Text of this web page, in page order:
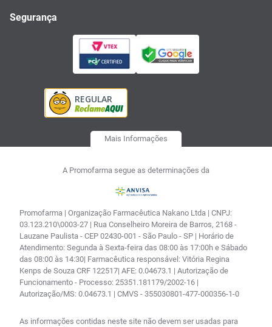
Segurança
Mais Informações
A Promofarma segue as determinações da
Promofarma | Organização Farmacêutica Nakano Ltda | CNPJ:
03.123.210\0003-27 | Rua Conselheiro Moreira de Barros, 2168 -
Lauzane Paulista - CEP 02430-001 - São Paulo - SP | Horário de
Atendimento: Segunda à Sexta-feira das 08:00 às 17:00h e Sábado
das 08:00 às 14:30| Farmacêutica responsável: Vitória Regina
Kenps de Souza CRF 122517| AFE: 0.04673.1 | Autorização de
Funcionamento - Processo: 25351.181179/2002-16 |
Autorização/MS: 0.04673.1 | CMVS - 355030801-477-000356-1-0
As informações contidas neste site não devem ser usadas para